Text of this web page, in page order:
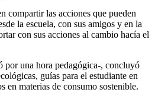
compartir las acciones que pueden
la escuela, con sus amigos y en la
con sus acciones al cambio hacía el
por una hora pedagógica-, concluyó
guías para el estudiante en
en materias de consumo sostenible.